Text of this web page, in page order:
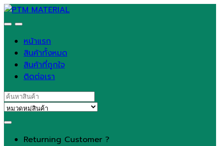
Skip
to
Skip
to
หน้าแรก
สินค้าทั้งหมด
สินค้าที่ถูกใจ
ติดต่อเรา
Search
for:
Returning Customer ?